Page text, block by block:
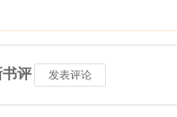
书评 发表评论